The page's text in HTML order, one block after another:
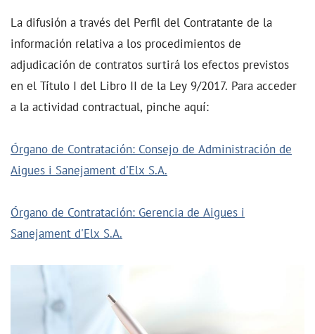
La difusión a través del Perfil del Contratante de la
información relativa a los procedimientos de
adjudicación de contratos surtirá los efectos previstos
en el Título I del Libro II de la Ley 9/2017. Para acceder
a la actividad contractual, pinche aquí:
Órgano de Contratación: Consejo de Administración de
Aigues i Sanejament d'Elx S.A.
Órgano de Contratación: Gerencia de Aigues i
Sanejament d'Elx S.A.